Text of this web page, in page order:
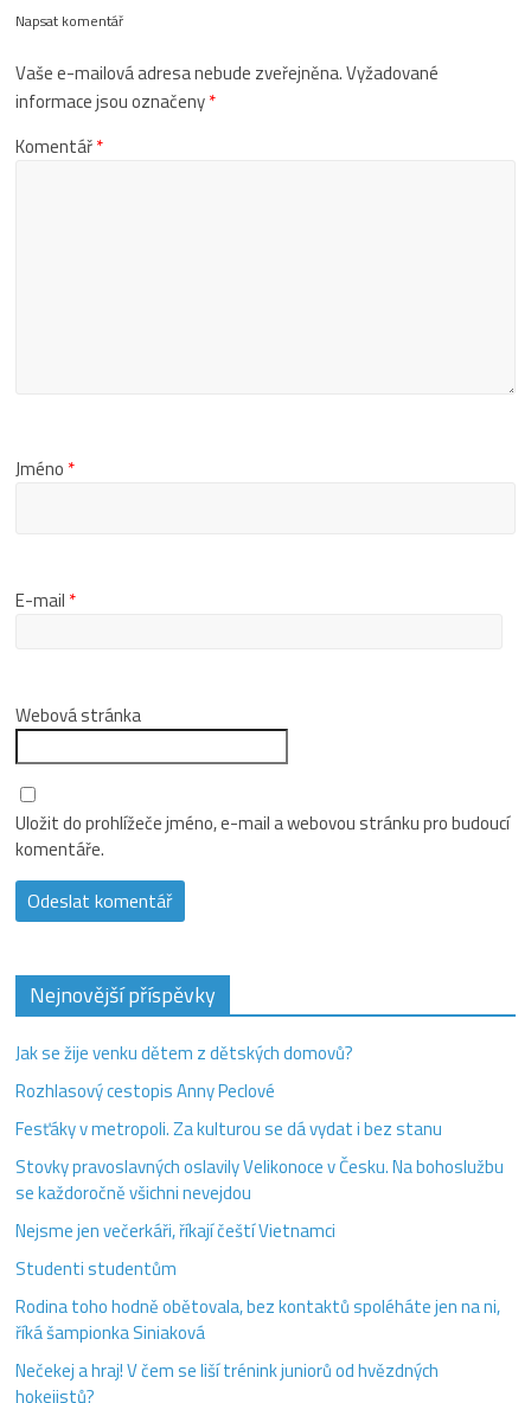
Napsat komentář
Vaše e-mailová adresa nebude zveřejněna.Vyžadované
informace jsou označeny*
Komentář*
Jméno *
E-mail *
Webová stránka
Uložit do prohlížeče jméno, e-mail a webovou stránku pro budoucí
komentáře.
Nejnovější příspěvky
Jak se žije venku dětem z dětských domovů?
Rozhlasový cestopis Anny Peclové
Fesťáky v metropoli. Za kulturou se dá vydat i bez stanu
Stovky pravoslavných oslavily Velikonoce v Česku. Na bohoslužbu
se každoročně všichni nevejdou
Nejsme jen večerkáři, říkají čeští Vietnamci
Studenti studentům
Rodina toho hodně obětovala, bez kontaktů spoléháte jen na ni,
říká šampionka Siniaková
Nečekej a hraj! V čem se liší trénink juniorů od hvězdných
hokejistů?